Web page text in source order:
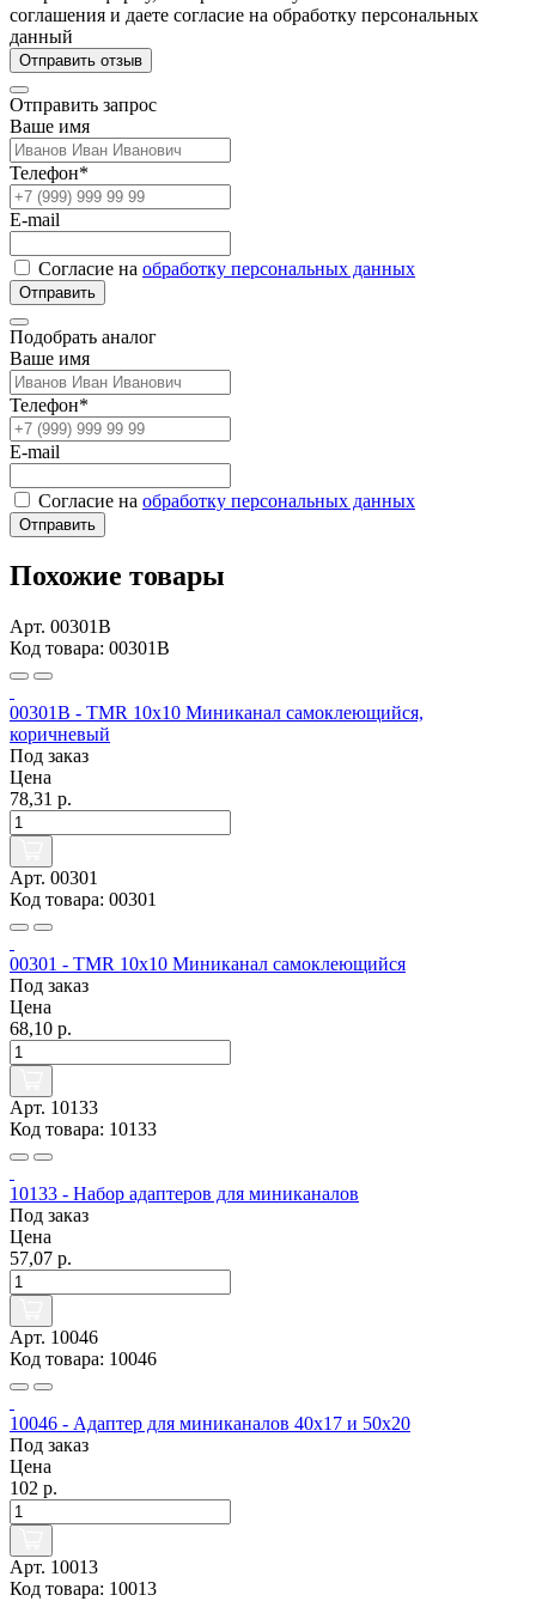
соглашения и даете согласие на обработку персональных
данный
Отправить отзыв
Отправить запрос
Ваше имя
Телефон*
E-mail
Согласие на обработку персональных данных
Отправить
Подобрать аналог
Ваше имя
Телефон*
E-mail
Согласие на обработку персональных данных
Отправить
Похожие товары
Арт. 00301B
Код товара: 00301B
00301B - TMR 10х10 Миниканал самоклеющийся,
коричневый
Под заказ
Цена
78,31 р.
Арт. 00301
Код товара: 00301
00301 - TMR 10х10 Миниканал самоклеющийся
Под заказ
Цена
68,10 р.
Арт. 10133
Код товара: 10133
10133 - Набор адаптеров для миниканалов
Под заказ
Цена
57,07 р.
Арт. 10046
Код товара: 10046
10046 - Адаптер для миниканалов 40х17 и 50х20
Под заказ
Цена
102 р.
Арт. 10013
Код товара: 10013